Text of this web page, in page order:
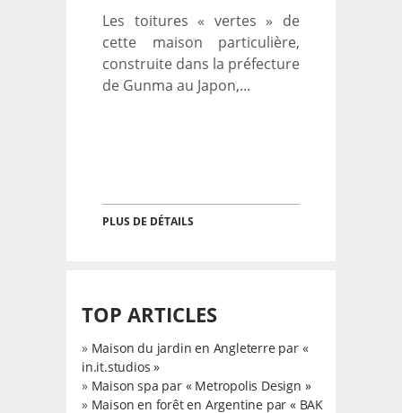
Les toitures « vertes » de
cette maison particulière,
construite dans la préfecture
de Gunma au Japon,...
PLUS DE DÉTAILS
TOP ARTICLES
» Maison du jardin en Angleterre par «
in.it.studios »
» Maison spa par « Metropolis Design »
» Maison en forêt en Argentine par « BAK